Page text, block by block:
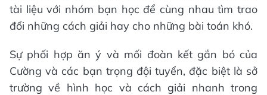
tài liệu với nhóm bạn học để cùng nhau tìm trao
đổi những cách giải hay cho những bài toán khó.
Sự phối hợp ăn ý và mối đoàn kết gắn bó của
Cường và các bạn trọng đội tuyển, đặc biệt là sở
trường về hình học và cách giải nhanh trong